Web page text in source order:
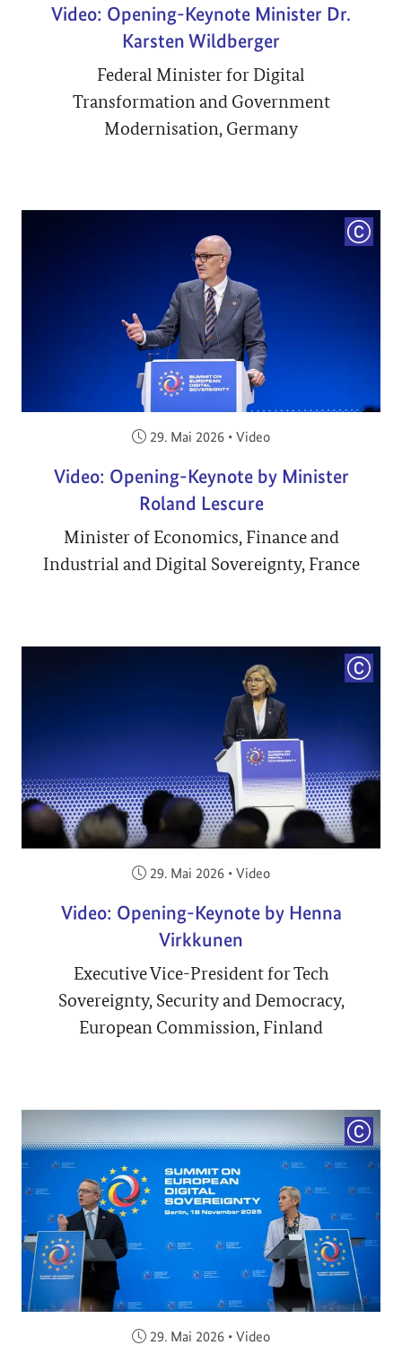
Video: Opening-Keynote Minister Dr.
Karsten Wildberger
Federal Minister for Digital
Transformation and Government
Modernisation, Germany
Veröffentlicht am:
29. Mai 2026 • Video
Video: Opening-Keynote by Minister
Roland Lescure
Minister of Economics, Finance and
Industrial and Digital Sovereignty, France
Veröffentlicht am:
29. Mai 2026 • Video
Video: Opening-Keynote by Henna
Virkkunen
Executive Vice-President for Tech
Sovereignty, Security and Democracy,
European Commission, Finland
Veröffentlicht am:
29. Mai 2026 • Video